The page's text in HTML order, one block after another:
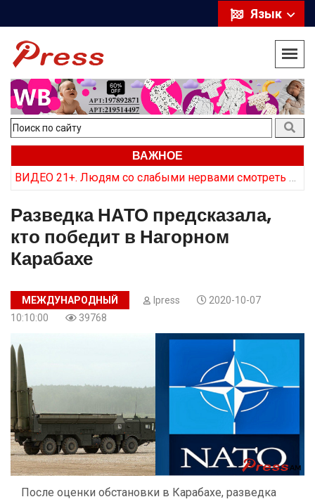
Язык
ВАЖНОЕ
Разведка НАТО предсказала,
кто победит в Нагорном
Карабахе
МЕЖДУНАРОДНЫЙ Ipress
2020-10-07
10:10:00
39768
После оценки обстановки в Карабахе, разведка